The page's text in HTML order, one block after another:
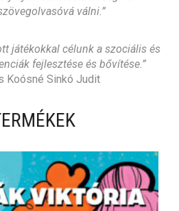
válni.”
játékokkal célunk a szociális és
fejlesztése és bővítése.”
Koósné Sinkó Judit